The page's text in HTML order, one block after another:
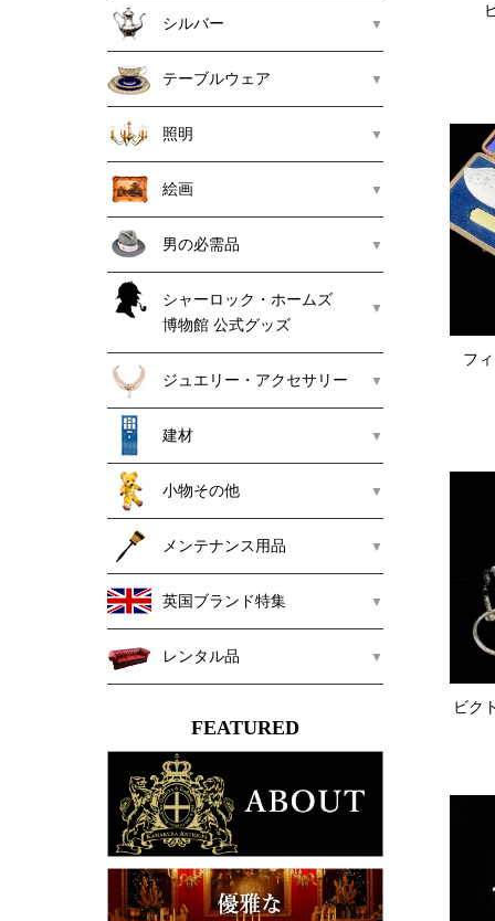
シルバー
テーブルウェア
照明
絵画
男の必需品
シャーロック・ホームズ
博物館 公式グッズ
ジュエリー・アクセサリー
建材
小物その他
メンテナンス用品
英国ブランド特集
レンタル品
FEATURED
フ
ビク